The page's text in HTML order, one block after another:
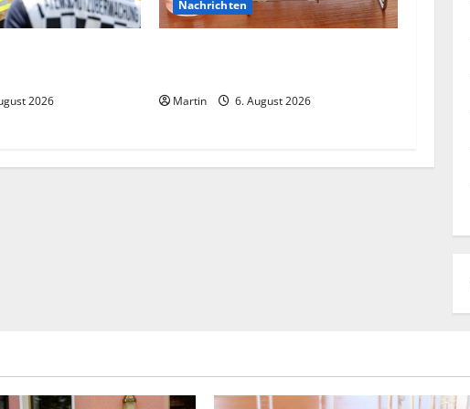
2026
Nachrichten
Martin 6. August 2026